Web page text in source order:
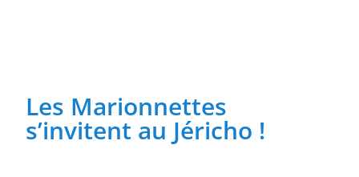
Profitez de l’été pour (re)découvrir le CCC OD
« On veut mettre le feu à Tonnellé » : le nouveau
Les Marionnettes
s’invitent au Jéricho !